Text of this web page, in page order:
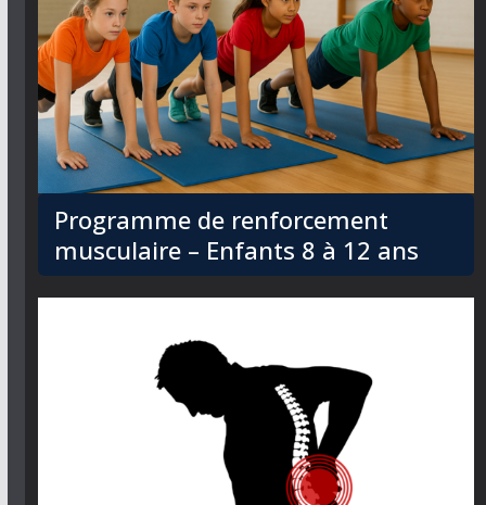
Programme de renforcement
musculaire – Enfants 8 à 12 ans